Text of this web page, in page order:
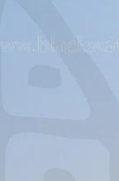
Museum Collections |